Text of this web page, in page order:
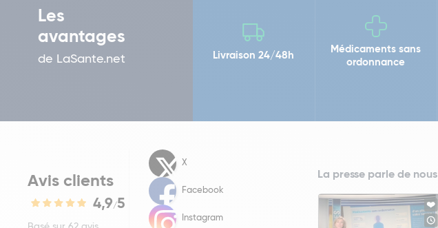
Les
avantages
de LaSante.net Livraison 24/48h
Médicaments sans
ordonnance
Avis clients
4,9/5
X
Facebook
Instagram
La presse parle de nous